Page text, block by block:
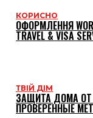
КОРИСНО
ОФОРМЛЕННЯ
TRAVEL & VISA
ТВІЙ ДІМ
ЗАЩИТА ДОМА ОТ
ПРОВЕРЕННЫЕ